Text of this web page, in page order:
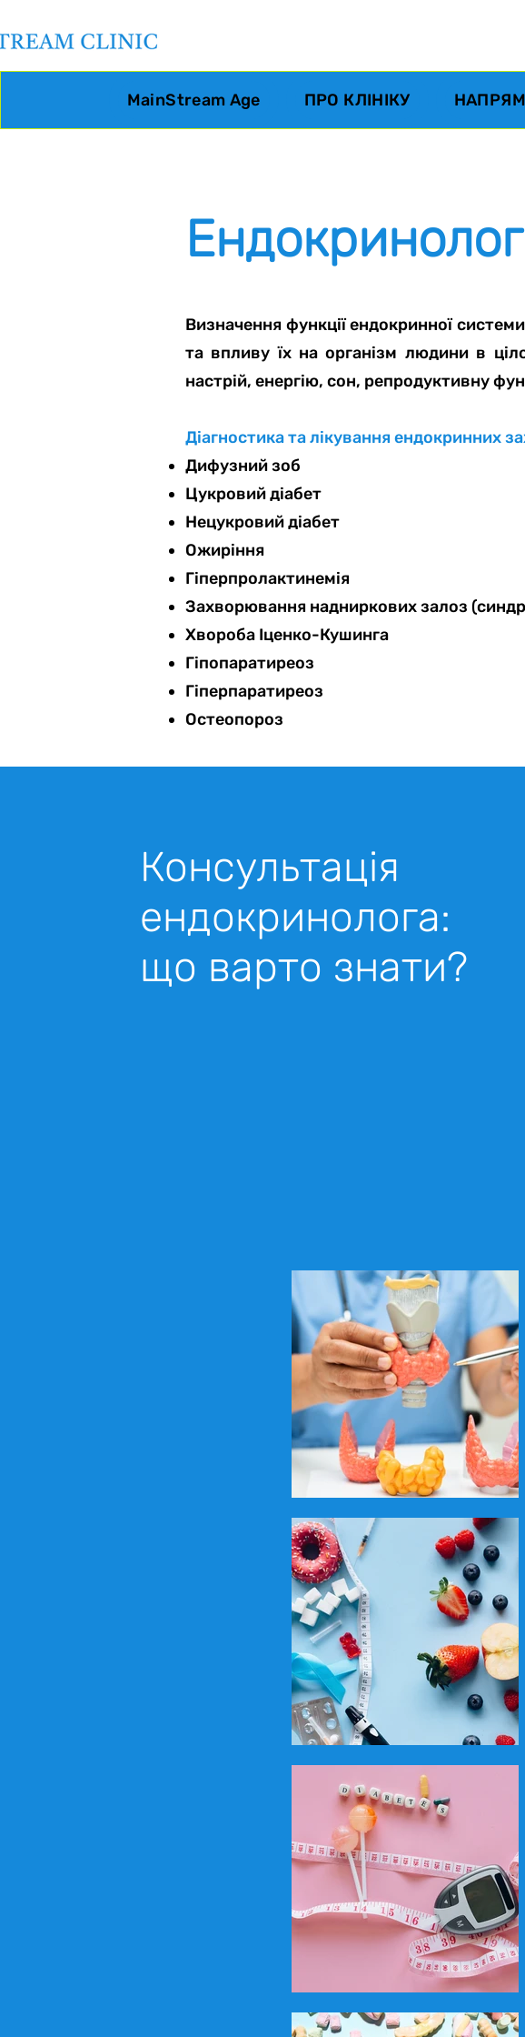
MainStream Age ПРО КЛІНІКУ
Визначення функції ендокринної
та впливу їх на організм людини в
настрій, енергію, сон, репродуктивну
Діагностика та лікування ендокринних
Дифузний зоб
Цукровий діабет
Нецукровий діабет
Ожиріння
Гіперпролактинемія
Захворювання надниркових залоз
Хвороба Іценко-Кушинга
Гіпопаратиреоз
Гіперпаратиреоз
Остеопороз
Консультація
ендокринолога:
що варто знати?